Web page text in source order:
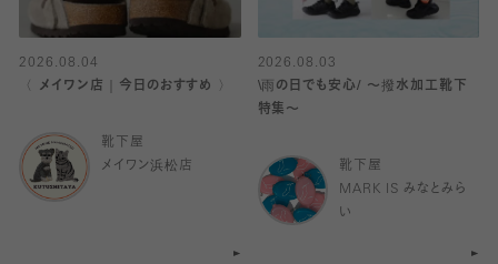
2026.08.04
〈 メイワン店｜今日のおすすめ 〉
靴下屋
メイワン浜松店
2026.08.03
\雨の日でも安心/ 〜撥水加工靴下
特集〜
靴下屋
MARK IS みなとみら
い